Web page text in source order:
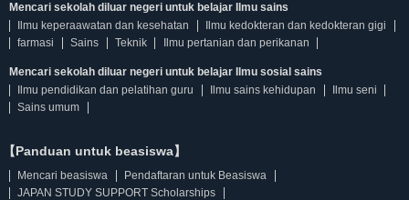
Mencari sekolah diluar negeri untuk belajar Ilmu sains
Ilmu keperaawatan dan kesehatan
Ilmu kedokteran dan kedokteran gigi
farmasi
Sains Teknik Ilmu pertanian dan perikanan
Mencari sekolah diluar negeri untuk belajar Ilmu sosial sains
Ilmu pendidikan dan pelatihan guru
Ilmu sains kehidupan
Ilmu seni
Sains umum
【Panduan untuk beasiswa】
Mencari beasiswa
Pendaftaran untuk Beasiswa
JAPAN STUDY SUPPORT Scholarships